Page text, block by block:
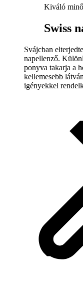
Kiváló
Swiss
Svájcban
napellenző.
ponyva takarja a
kellemesebb
igényekkel